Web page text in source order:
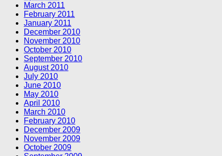
March 2011
February 2011
January 2011
December 2010
November 2010
October 2010
September 2010
August 2010
July 2010
June 2010
May 2010
April 2010
March 2010
February 2010
December 2009
November 2009
October 2009